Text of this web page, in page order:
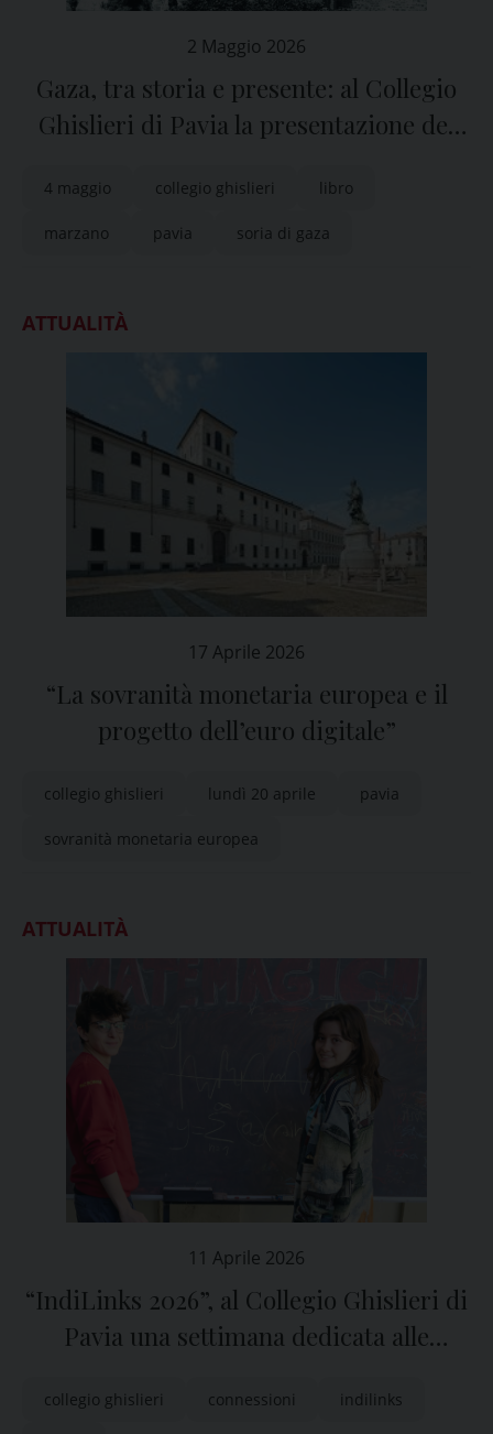
2 Maggio 2026
Gaza, tra storia e presente: al Collegio
Ghislieri di Pavia la presentazione del
4 maggio collegio ghislieri libro
marzano pavia soria di gaza
ATTUALITÀ
17 Aprile 2026
“La sovranità monetaria europea e il
progetto dell’euro digitale”
collegio ghislieri lundì 20 aprile pavia
sovranità monetaria europea
ATTUALITÀ
11 Aprile 2026
“IndiLinks 2026”, al Collegio Ghislieri di
Pavia una settimana dedicata alle
collegio ghislieri connessioni indilinks